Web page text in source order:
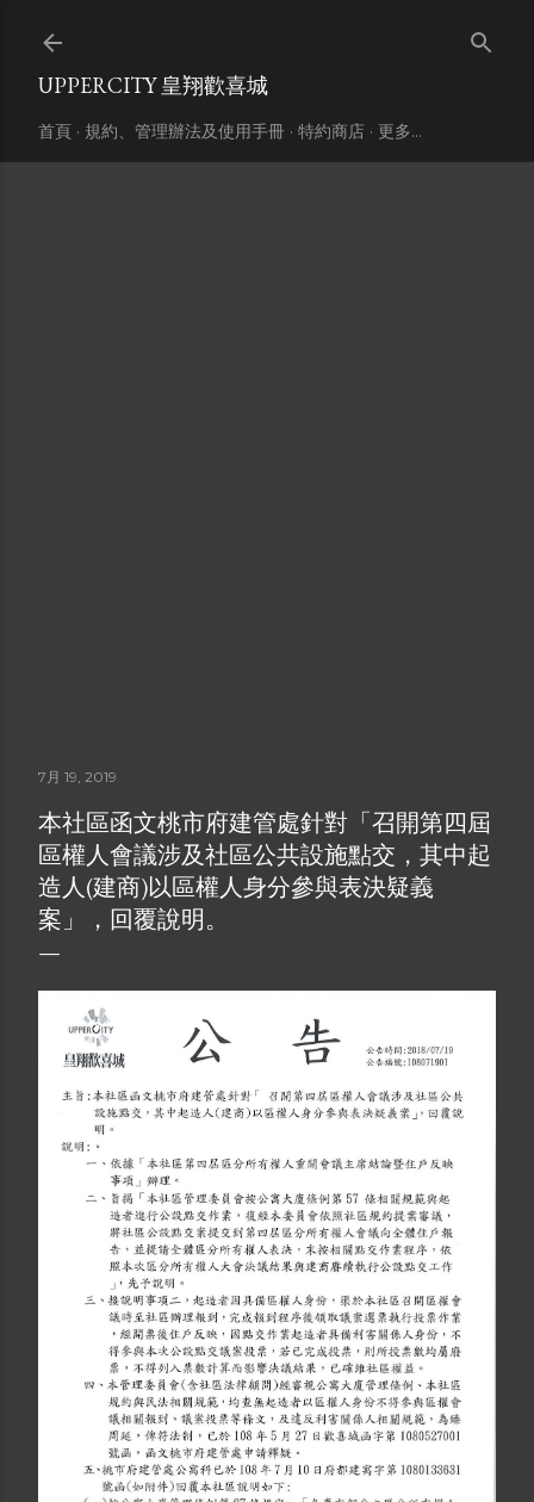
UPPERCITY 皇翔歡喜城
首頁 規約、管理辦法及使用手冊 特約商店 更多…
7月 19, 2019
本社區函文桃市府建管處針對「召開第四屆
區權人會議涉及社區公共設施點交，其中起
造人(建商)以區權人身分參與表決疑義
案」，回覆說明。